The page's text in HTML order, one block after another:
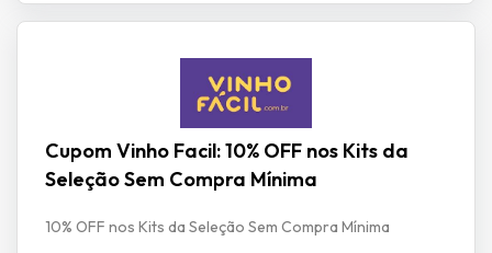
Cupom Vinho Facil: 10% OFF nos Kits da
Seleção Sem Compra Mínima
10% OFF nos Kits da Seleção Sem Compra Mínima